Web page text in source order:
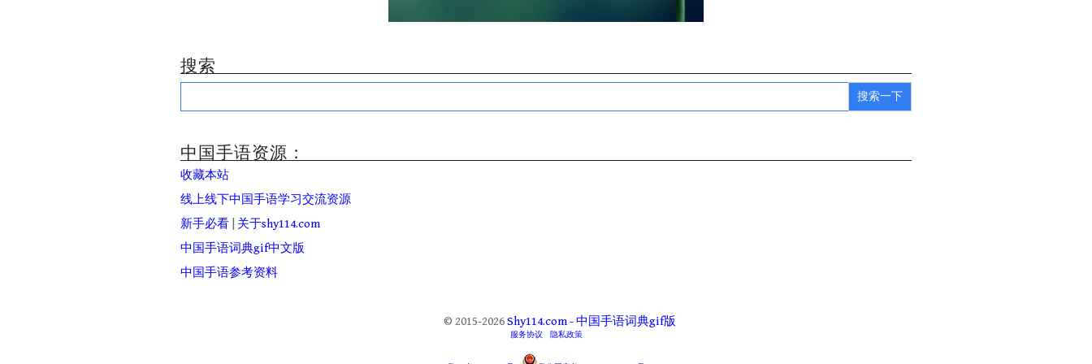
搜索
Search
中国手语资源：
收藏本站
线上线下中国手语学习交流资源
新手必看
关于shy114.com
中国手语词典gif中文版
中国手语参考资料
© 2015-2026Shy114.com - 中国手语词典gif版
服务协议 隐私政策